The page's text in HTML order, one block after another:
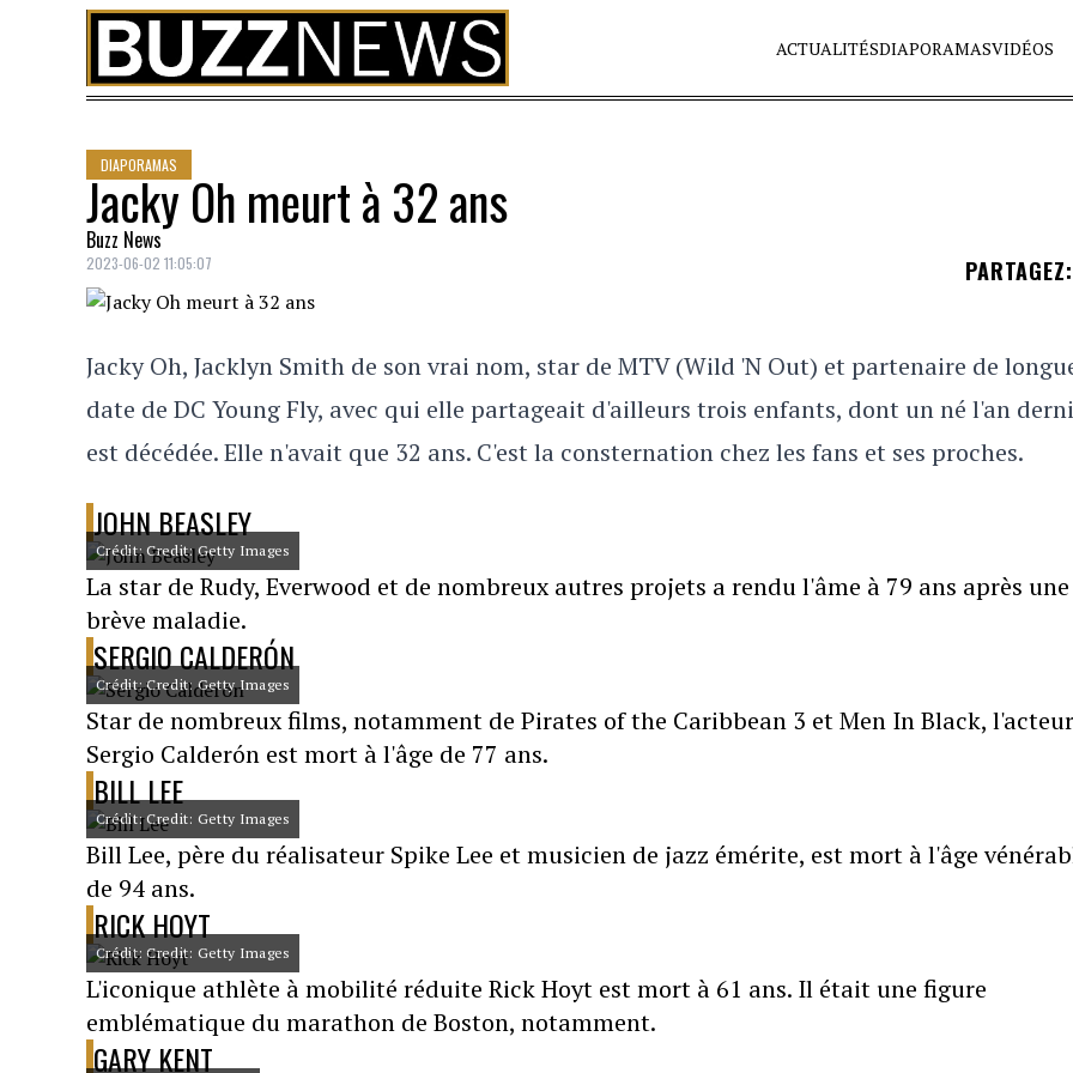
Skip to content
ACTUALITÉSDIAPORAMASVIDÉOS
DIAPORAMAS
Jacky Oh meurt à 32 ans
Buzz News
2023-06-02 11:05:07 PARTAGEZ:
Jacky Oh, Jacklyn Smith de son vrai nom, star de MTV (Wild 'N Out) et partenaire de
date de DC Young Fly, avec qui elle partageait d'ailleurs trois enfants, dont un né l'an
est décédée. Elle n'avait que 32 ans. C'est la consternation chez les fans et ses proches.
JOHN BEASLEY
Crédit: Credit: Getty Images
La star de Rudy, Everwood et de nombreux autres projets a rendu l'âme à 79 ans après une
brève maladie.
SERGIO CALDERÓN
Crédit: Credit: Getty Images
Star de nombreux films, notamment de Pirates of the Caribbean 3 et Men In Black, l'acteur
Sergio Calderón est mort à l'âge de 77 ans.
BILL LEE
Crédit: Credit: Getty Images
Bill Lee, père du réalisateur Spike Lee et musicien de jazz émérite, est mort à l'âge
de 94 ans.
RICK HOYT
Crédit: Credit: Getty Images
L'iconique athlète à mobilité réduite Rick Hoyt est mort à 61 ans. Il était une figure
emblématique du marathon de Boston, notamment.
GARY KENT